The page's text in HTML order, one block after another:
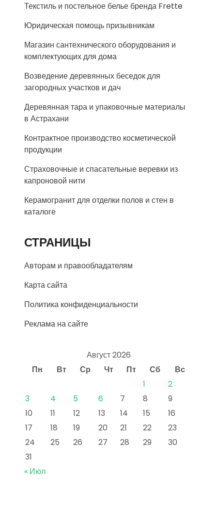
Текстиль и постельное белье бренда Frette
Юридическая помощь призывникам
Магазин сантехнического оборудования и
комплектующих для дома
Возведение деревянных беседок для
загородных участков и дач
Деревянная тара и упаковочные материалы
в Астрахани
Контрактное производство косметической
продукции
Страховочные и спасательные веревки из
капроновой нити
Керамогранит для отделки полов и стен в
каталоге
СТРАНИЦЫ
Авторам и правообладателям
Карта сайта
Политика конфиденциальности
Реклама на сайте
Август 2026
Пн
Вт Ср Чт Пт Сб
Вс
1
2
3
4 5 6 7 8
9
10
11 12 13 14 15
16
17
18 19 20 21 22
23
24
25 26 27 28 29
30
31
« Июл